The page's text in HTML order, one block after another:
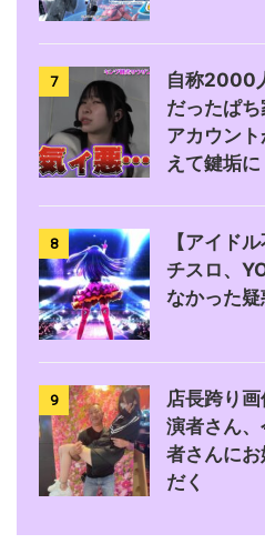
7
自称2000
だったぱ
アカウン
えて鍵垢に
8
【アイド
チスロ、
なかった疑
9
店長跨り
演者さん
者さんに
だく